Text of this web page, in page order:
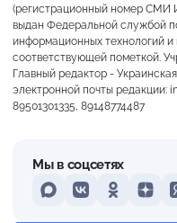
(регистрационный номер СМИ
выдан Федеральной службой
информационных технологий
соответствующей пометкой.
Главный редактор -
электронной почты редакции:
89501301335, 89148774487
Мы в соцсетях
MAXVKontakteDzen